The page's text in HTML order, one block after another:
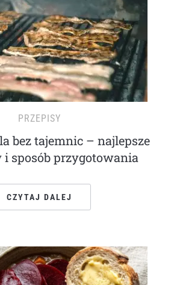
PRZEPISY
bez tajemnic – najlepsze
sposób przygotowania
CZYTAJ DALEJ